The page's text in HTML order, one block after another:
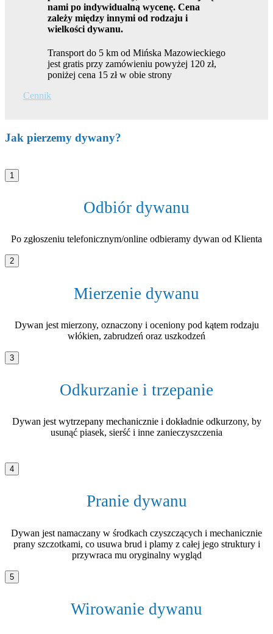
nami po indywidualną wycenę. Cena
zależy między innymi od rodzaju i
wielkości dywanu.
Transport do 5 km od Mińska Mazowieckiego
jest gratis przy zamówieniu powyżej 120 zł,
poniżej cena 15 zł w obie strony
Cennik
Jak pierzemy dywany?
1
Odbiór dywanu
Po zgłoszeniu telefonicznym/online odbieramy dywan od Klienta
2
Mierzenie dywanu
Dywan jest mierzony, oznaczony i oceniony pod kątem rodzaju
włókien, zabrudzeń oraz uszkodzeń
3
Odkurzanie i trzepanie
Dywan jest wytrzepany mechanicznie i dokładnie odkurzony, by
usunąć piasek, sierść i inne zanieczyszczenia
4
Pranie dywanu
Dywan jest namaczany w środkach czyszczących i mechanicznie
prany szczotkami, co usuwa brud i plamy z całej jego struktury i
przywraca mu oryginalny wygląd
5
Wirowanie dywanu